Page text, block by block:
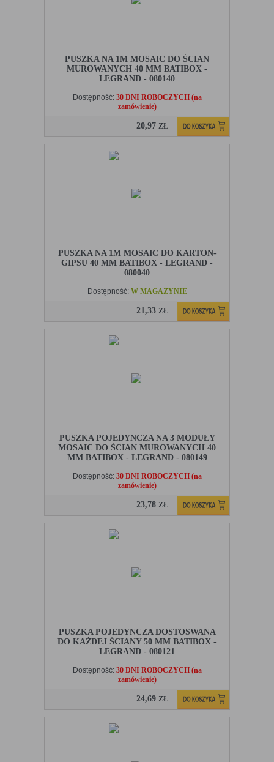
PUSZKA NA 1M MOSAIC DO ŚCIAN
MUROWANYCH 40 MM BATIBOX -
LEGRAND - 080140
Dostępność: 30 DNI ROBOCZYCH (na
zamówienie)
20,97ZŁ
PUSZKA NA 1M MOSAIC DO KARTON-
GIPSU 40 MM BATIBOX - LEGRAND -
080040
Dostępność: W MAGAZYNIE
21,33ZŁ
PUSZKA POJEDYNCZA NA 3 MODUŁY
MOSAIC DO ŚCIAN MUROWANYCH 40
MM BATIBOX - LEGRAND - 080149
Dostępność: 30 DNI ROBOCZYCH (na
zamówienie)
23,78ZŁ
PUSZKA POJEDYNCZA DOSTOSWANA
DO KAŻDEJ ŚCIANY 50 MM BATIBOX -
LEGRAND - 080121
Dostępność: 30 DNI ROBOCZYCH (na
zamówienie)
24,69ZŁ